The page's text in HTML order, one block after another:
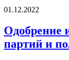
01.12.2022
Одобрение
партий и